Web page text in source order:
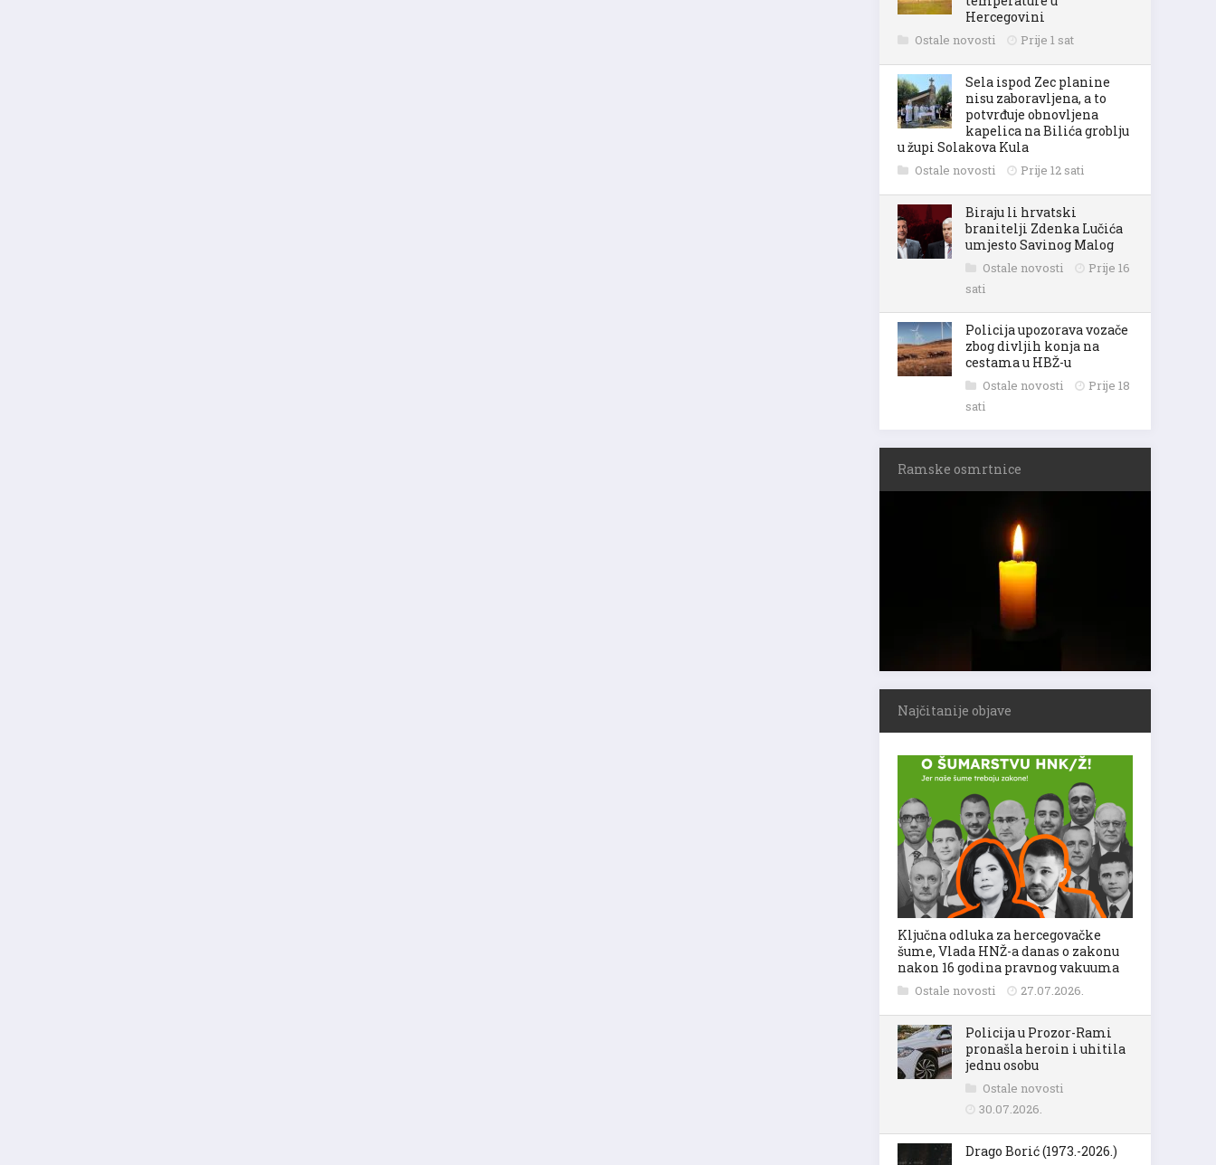
Hercegovini
Ostale novosti Prije 1 sat
Sela ispod Zec planine
nisu zaboravljena, a to
potvrđuje obnovljena
kapelica na Bilića groblju
u župi Solakova Kula
Ostale novosti Prije 12 sati
Biraju li hrvatski
branitelji Zdenka Lučića
umjesto Savinog Malog
Ostale novosti
Prije 16
sati
Policija upozorava vozače
zbog divljih konja na
cestama u HBŽ-u
Ostale novosti
Prije 18
sati
Ramske osmrtnice
Najčitanije objave
Ključna odluka za hercegovačke
šume, Vlada HNŽ-a danas o zakonu
nakon 16 godina pravnog vakuuma
Ostale novosti 27.07.2026.
Policija u Prozor-Rami
pronašla heroin i uhitila
jednu osobu
Ostale novosti
30.07.2026.
Drago Borić (1973.-2026.)